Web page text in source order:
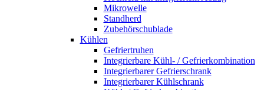
Mikrowelle
Standherd
Zubehörschublade
Kühlen
Gefriertruhen
Integrierbare Kühl- / Gefrierkombination
Integrierbarer Gefrierschrank
Integrierbarer Kühlschrank